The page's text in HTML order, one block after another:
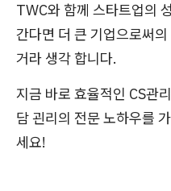
TWC와 함께 스타트업의
간다면 더 큰 기업으로써
거라 생각 합니다.
지금 바로 효율적인 CS관
담 괸리의 전문 노하우를
세요!